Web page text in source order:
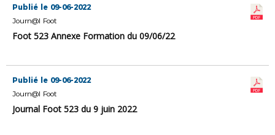
Publié le 09-06-2022
Journ@l Foot
Foot 523 Annexe Formation du 09/06/22
Publié le 09-06-2022
Journ@l Foot
Journal Foot 523 du 9 juin 2022